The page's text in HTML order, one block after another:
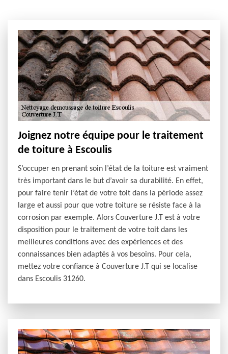
Joignez notre équipe pour le traitement
de toiture à Escoulis
S’occuper en prenant soin l’état de la toiture est vraiment
très important dans le but d’avoir sa durabilité. En effet,
pour faire tenir l’état de votre toit dans la période assez
large et aussi pour que votre toiture se résiste face à la
corrosion par exemple. Alors Couverture J.T est à votre
disposition pour le traitement de votre toit dans les
meilleures conditions avec des expériences et des
connaissances bien adaptés à vos besoins. Pour cela,
mettez votre confiance à Couverture J.T qui se localise
dans Escoulis 31260.